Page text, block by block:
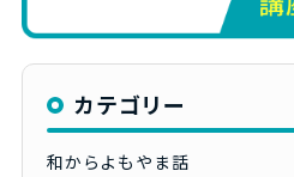
カテゴリー
和からよもやま話